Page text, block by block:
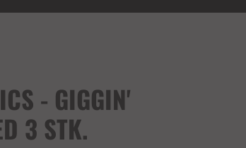
- GIGGIN'
3 STK.